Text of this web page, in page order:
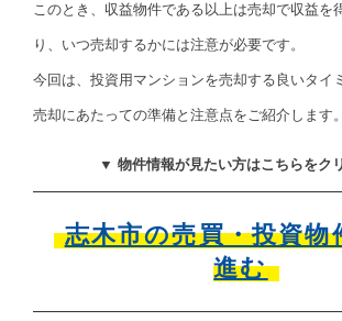
このとき、収益物件である以上は売却で収益を
り、いつ売却するかには注意が必要です。
今回は、投資用マンションを売却する良いタイ
売却にあたっての準備と注意点をご紹介します。
▼ 物件情報が見たい方はこちらをク
志木市の売買・投資物
進む